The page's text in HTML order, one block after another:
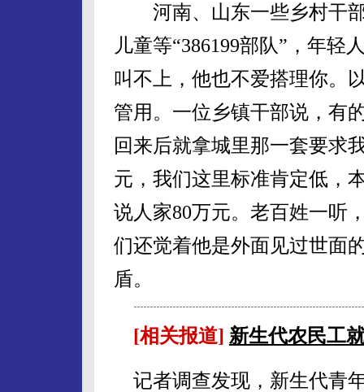
河南、山东一些乡村干部
儿童等“386199部队”，年轻
叫不上，他也不爱搭理你。
管用。一位乡镇干部说，有
回来后就拿城里那一套要求
元，我们这里标准肯定低，
说人家80万元。老百姓一听
们还觉着他是外面见过世面
盾。
[相关报道] 新生代农民工
记者调查发现，新生代青